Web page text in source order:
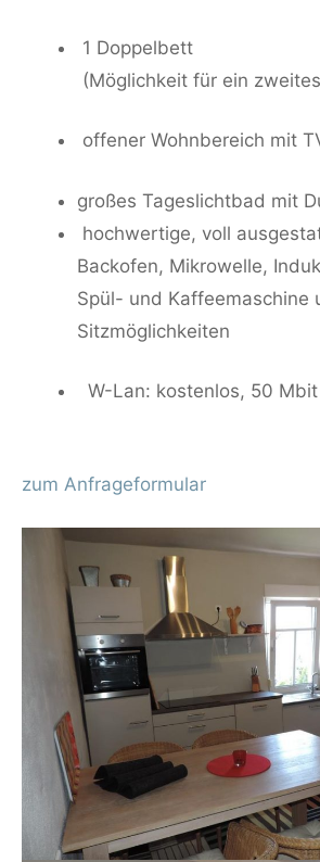
1
(Möglichkeit für ein
offener Wohnbereich mit
großes Tageslichtbad mit
hochwertige, voll
Backofen, Mikrowelle,
Spül- und Kaffeemaschine
Sitzmöglichkeiten
W-Lan: kostenlos, 50 Mbit
zum Anfrageformular